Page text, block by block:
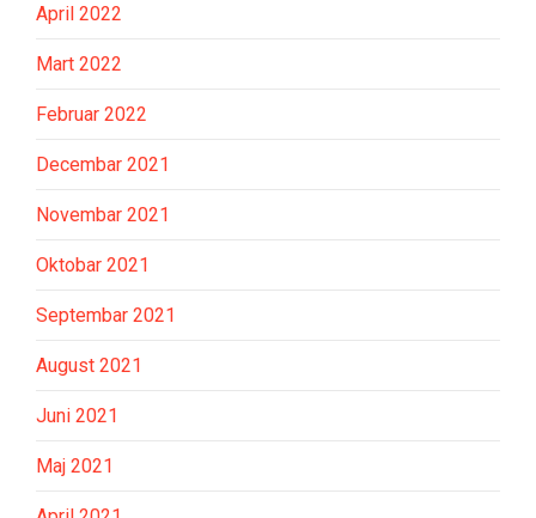
April 2022
Mart 2022
Februar 2022
Decembar 2021
Novembar 2021
Oktobar 2021
Septembar 2021
August 2021
Juni 2021
Maj 2021